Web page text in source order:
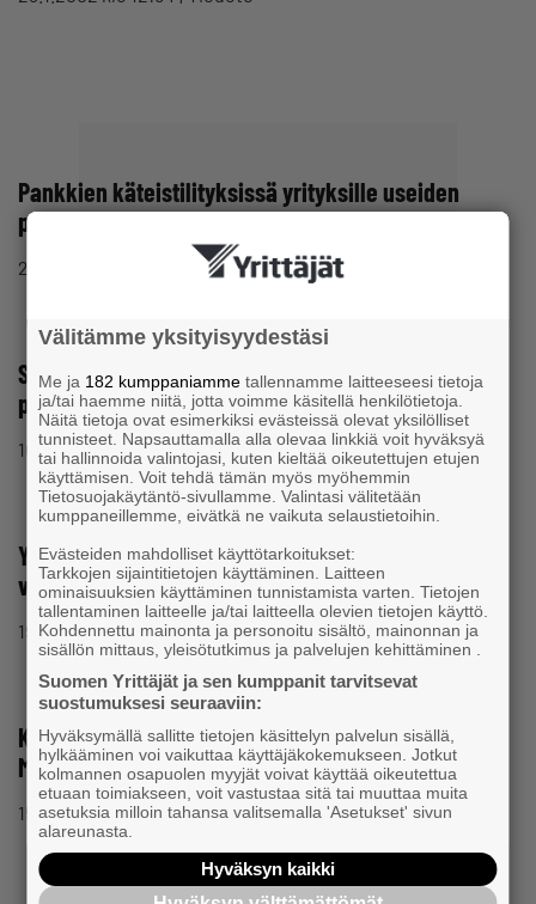
Pankkien käteistilityksissä yrityksille useiden
päivien viivästymisiä
22.1.2002 klo 13:53 Tiedote
Suomen Yrittäjät toivoo johdonmukaisuutta
pyöristystulkintoihin
16.1.2002 klo 16:27 Tiedote
Yrittäjät kohtaavat Seinäjoella alkavana
viikonloppuna
19.10.2001 klo 08:22 Tiedote
Karjalan Konepaja Oy sai Etelä-Karjalan
Maakunnallisen Yrittäjäpalkinnon
15.10.2001 klo 18:25 Tiedote
Välitämme yksityisyydestäsi
Me ja 182 kumppaniamme tallennamme laitteeseesi tietoja
ja/tai haemme niitä, jotta voimme käsitellä henkilötietoja.
Näitä tietoja ovat esimerkiksi evästeissä olevat yksilölliset
tunnisteet. Napsauttamalla alla olevaa linkkiä voit hyväksyä
tai hallinnoida valintojasi, kuten kieltää oikeutettujen etujen
käyttämisen. Voit tehdä tämän myös myöhemmin
Tietosuojakäytäntö-sivullamme. Valintasi välitetään
kumppaneillemme, eivätkä ne vaikuta selaustietoihin.
Evästeiden mahdolliset käyttötarkoitukset:
Tarkkojen sijaintitietojen käyttäminen. Laitteen
ominaisuuksien käyttäminen tunnistamista varten. Tietojen
tallentaminen laitteelle ja/tai laitteella olevien tietojen käyttö.
Kohdennettu mainonta ja personoitu sisältö, mainonnan ja
sisällön mittaus, yleisötutkimus ja palvelujen kehittäminen .
Suomen Yrittäjät ja sen kumppanit tarvitsevat
suostumuksesi seuraaviin:
Hyväksymällä sallitte tietojen käsittelyn palvelun sisällä,
hylkääminen voi vaikuttaa käyttäjäkokemukseen. Jotkut
kolmannen osapuolen myyjät voivat käyttää oikeutettua
etuaan toimiakseen, voit vastustaa sitä tai muuttaa muita
asetuksia milloin tahansa valitsemalla 'Asetukset' sivun
alareunasta.
Hyväksyn kaikki